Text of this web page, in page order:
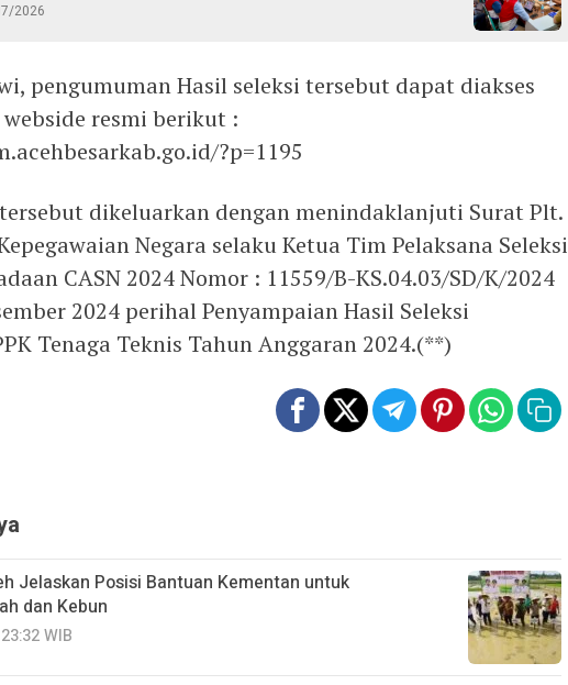
2026
pengumuman Hasil seleksi tersebut dapat diakses
resmi berikut :
?p=1195
dikeluarkan dengan menindaklanjuti Surat Plt.
Negara selaku Ketua Tim Pelaksana Seleksi
CASN 2024 Nomor : 11559/B-KS.04.03/SD/K/2024
2024 perihal Penyampaian Hasil Seleksi
Tenaga Teknis Tahun Anggaran 2024.(**)
Jelaskan Posisi Bantuan Kementan untuk
dan Kebun
WIB